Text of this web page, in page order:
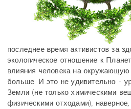
последнее время активистов за
экологическое отношение к
влияния человека на окружающую
больше. И это не удивительно -
Земли (не только химическими
физическими отходами),